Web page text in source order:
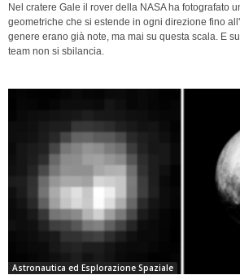
Nel cratere Gale il rover della NASA ha fotografato
geometriche che si estende in ogni direzione fino
genere erano già note, ma mai su questa scala. E
team non si sbilancia.
Astronautica ed Esplorazione Spaziale